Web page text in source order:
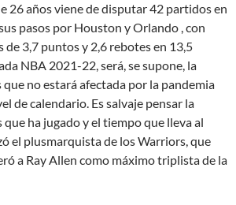
26 años viene de disputar 42 partidos en
pasos por Houston y Orlando , con
de 3,7 puntos y 2,6 rebotes en 13,5
NBA 2021-22, será, se supone, la
no estará afectada por la pandemia
de calendario. Es salvaje pensar la
ha jugado y el tiempo que lleva al
el plusmarquista de los Warriors, que
a Ray Allen como máximo triplista de la